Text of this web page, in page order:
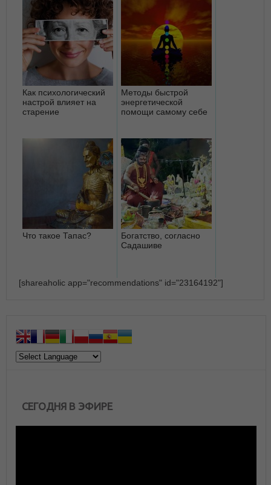
Как психологический
настрой влияет на
старение
Методы быстрой
энергетической
помощи самому себе
Что такое Тапас?
Богатство, согласно
Садашиве
[shareaholic app="recommendations" id="23164192"]
СЕГОДНЯ В ЭФИРЕ